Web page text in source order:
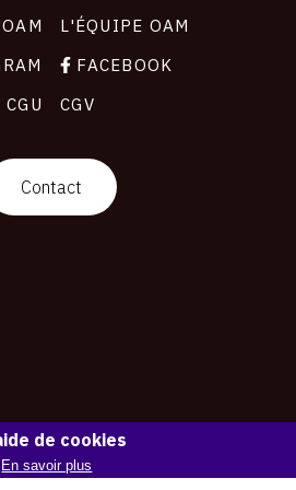
L'ÉQUIPE OAM
FACEBOOK
CGU
CGV
Contact
de cookies
En savoir plus